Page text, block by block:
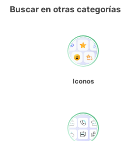
Buscar en otras categorías
Iconos